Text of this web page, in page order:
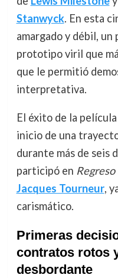
Stanwyck. En esta
amargado y débil,
prototipo viril que
que le permitió
interpretativa.
El éxito de la
inicio de una
durante más de seis
participó en Regreso
Jacques Tourneur,
carismático.
Primeras
contratos rotos
desbordante